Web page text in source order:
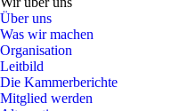
Über uns
Was wir machen
Organisation
Leitbild
Die Kammerberichte
Mitglied werden